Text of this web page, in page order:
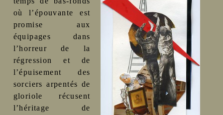
où l’épouvante est
promise aux
équipages dans
l’horreur de la
régression et de
l’épuisement des
sorciers arpentés de
gloriole récusent
l’héritage de